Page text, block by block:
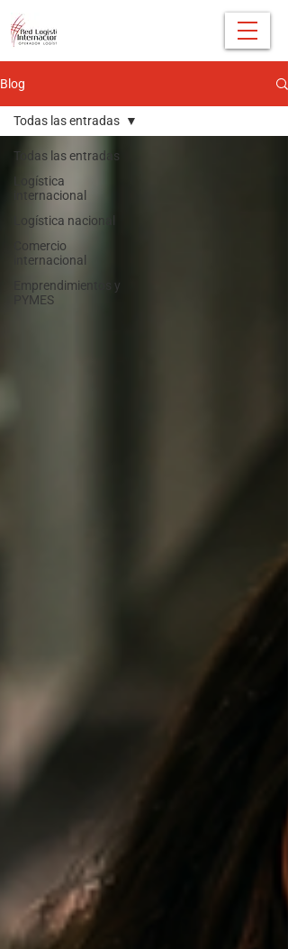
Blog
Todas las entradas
Logística
internacional
Logística nacional
Comercio
internacional
Emprendimientos y
PYMES
Todas las entradas